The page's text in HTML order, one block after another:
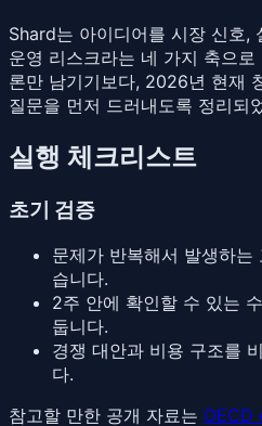
Shard는 아이디어를 시장 신호,
운영 리스크라는 네 가지 축으
론만 남기기보다, 2026년 현재
질문을 먼저 드러내도록 정리되
실행 체크리스트
초기 검증
문제가 반복해서 발생하는
습니다.
2주 안에 확인할 수 있는
둡니다.
경쟁 대안과 비용 구조를
다.
참고할 만한 공개 자료는 OECD